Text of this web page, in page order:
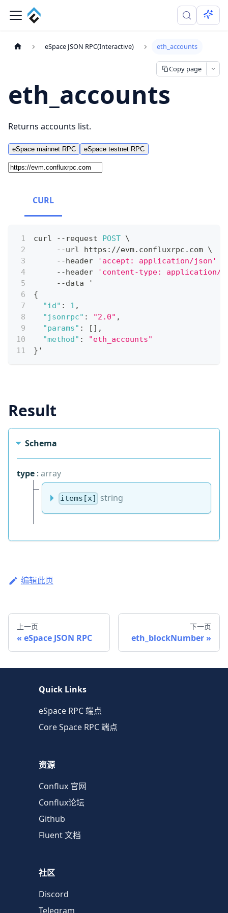
eSpace JSON RPC(Interactive) eth_accounts
Copy page
eth_accounts
Returns accounts list.
eSpace mainnet RPC eSpace testnet RPC
CURL
curl -- request POST \
--url https : //evm. confluxrpc . com \
--header 'accept: application/json'
--header
'content-type: application/
--data '
{
"id" : 1 ,
"jsonrpc" : "2.0" ,
"params" : [ ] ,
"method" :
"eth_accounts"
} '
Result
Schema
type : array
items[x] string
编辑此页
上一页
eSpace JSON RPC
下一页
eth_blockNumber
Quick Links
eSpace RPC 端点
Core Space RPC 端点
资源
Conflux 官网
Conflux论坛
Github
Fluent 文档
社区
Discord
Telegram